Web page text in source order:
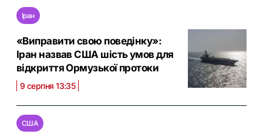
Іран
«Виправити свою поведінку»:
Іран назвав США шість умов для
відкриття Ормузької протоки
9 серпня 13:35
США